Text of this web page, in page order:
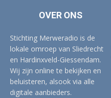
OVER ONS
Stichting Merweradio is de
lokale omroep van Sliedrecht
en Hardinxveld-Giessendam.
Wij zijn online te bekijken en
beluisteren, alsook via alle
digitale aanbieders.